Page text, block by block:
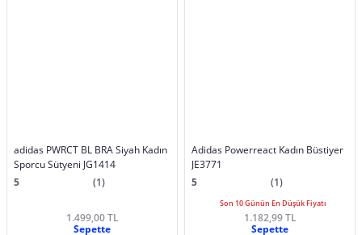
adidas PWRCT BL BRA Siyah Kadın
Sporcu Sütyeni JG1414
5
(1)
1.499,00 TL
Sepette
Adidas Powerreact Kadın Büstiyer
JE3771
5
(1)
Son 10 Günün En Düşük Fiyatı
1.182,99 TL
Sepette